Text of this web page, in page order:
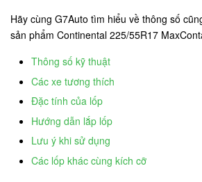
Hãy cùng G7Auto tìm hiểu về thông số
sản phẩm Continental 225/55R17
Thông số kỹ thuật
Các xe tương thích
Đặc tính của lốp
Hướng dẫn lắp lốp
Lưu ý khi sử dụng
Các lốp khác cùng kích cỡ